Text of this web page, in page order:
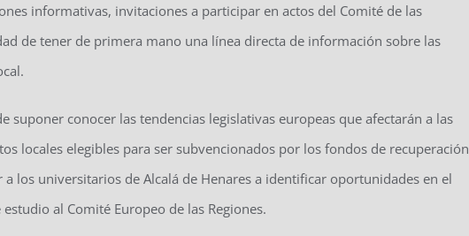
informativas, invitaciones a participar en actos del Comité de las
de tener de primera mano una línea directa de información sobre las
suponer conocer las tendencias legislativas europeas que afectarán a las
locales elegibles para ser subvencionados por los fondos de recuperación
los universitarios de Alcalá de Henares a identificar oportunidades en el
al Comité Europeo de las Regiones.